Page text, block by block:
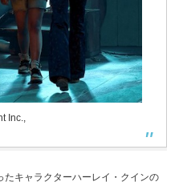
Inc.,
キャラクターハーレイ・クインの